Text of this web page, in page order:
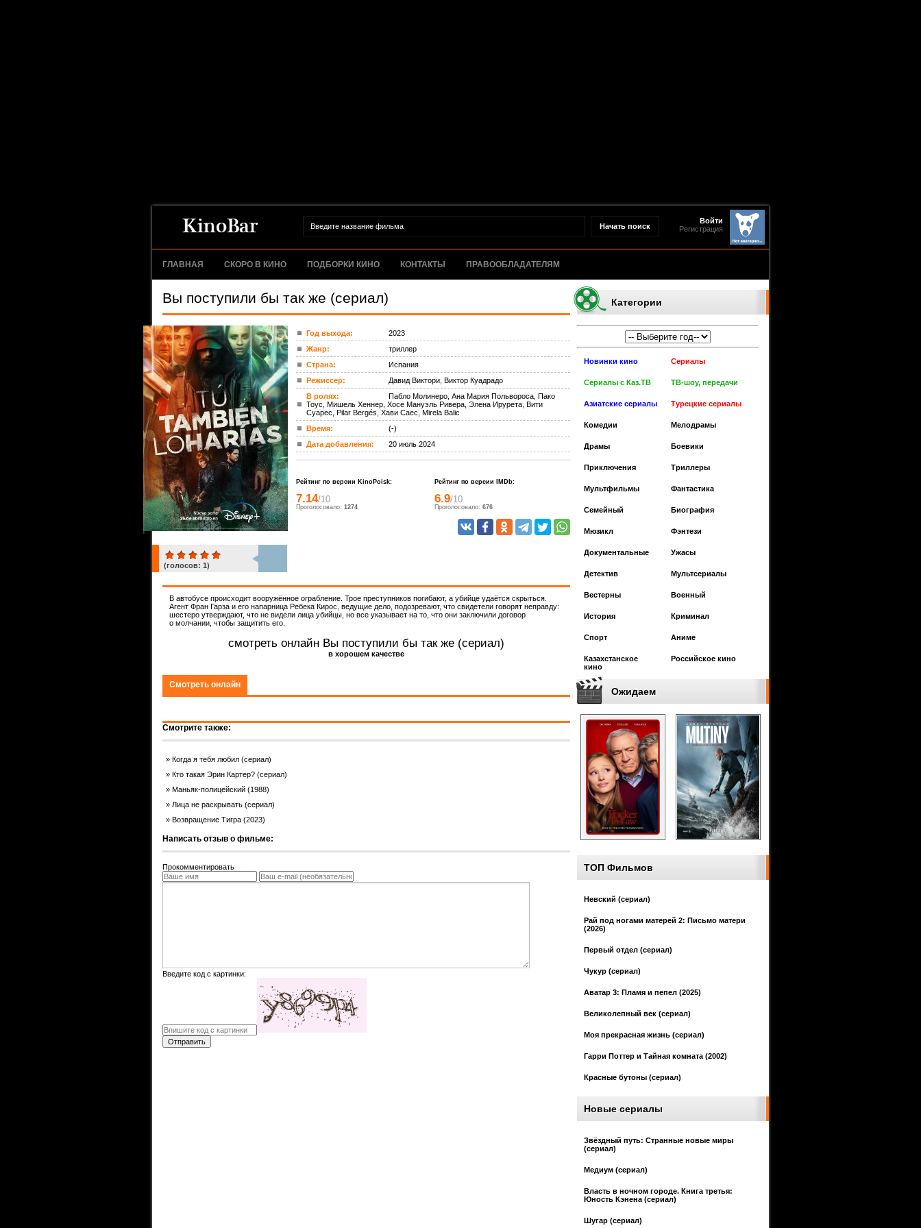
Войти
Регистрация
ГЛАВНАЯ СКОРО В КИНО ПОДБОРКИ КИНО КОНТАКТЫ ПРАВООБЛАДАТЕЛЯМ
Вы поступили бы так же (сериал)
ком.
(голосов: 1)
Год выхода:
2023
Жанр:
триллер
Страна:
Испания
Режиссер:
Давид Виктори, Виктор Куадрадо
В ролях:
Пабло Молинеро, Ана Мария Польвороса, Пако
Тоус, Мишель Хеннер, Хосе Мануэль Ривера, Элена Ирурета, Вити
Суарес, Pilar Bergés, Хави Саес, Mirela Balic
Время:
(-)
Дата добавления:
20 июль 2024
Рейтинг по версии KinoPoisk:
7.14/10
Проголосовало: 1274
Рейтинг по версии IMDb:
6.9/10
Проголосовало: 676
В автобусе происходит вооружённое ограбление. Трое преступников погибают, а убийце удаётся скрыться.
Агент Фран Гарза и его напарница Ребека Кирос, ведущие дело, подозревают, что свидетели говорят неправду:
шестеро утверждают, что не видели лица убийцы, но все указывает на то, что они заключили договор
о молчании, чтобы защитить его.
смотреть онлайн Вы поступили бы так же (сериал)
в хорошем качестве
Смотреть онлайн
Смотрите также:
Когда я тебя любил (сериал)
Кто такая Эрин Картер? (сериал)
Маньяк-полицейский (1988)
Лица не раскрывать (сериал)
Возвращение Тигра (2023)
Написать отзыв о фильме:
Прокомментировать
Введите код с картинки:
Отправить
Категории
Новинки кино Сериалы
Сериалы с Каз.ТВ ТВ-шоу, передачи
Азиатские сериалы Турецкие сериалы
Комедии Мелодрамы
Драмы Боевики
Приключения Триллеры
Мультфильмы Фантастика
Cемейный Биография
Мюзикл Фэнтези
Документальные Ужасы
Детектив Мультсериалы
Вестерны Военный
История Криминал
Спорт Аниме
Казахстанское
кино
Российское кино
Ожидаем
ТОП Фильмов
Невский (сериал)
Рай под ногами матерей 2: Письмо матери
(2026)
Первый отдел (сериал)
Чукур (сериал)
Аватар 3: Пламя и пепел (2025)
Великолепный век (сериал)
Моя прекрасная жизнь (сериал)
Гарри Поттер и Тайная комната (2002)
Красные бутоны (сериал)
Новые сериалы
Звёздный путь: Странные новые миры
(сериал)
Медиум (сериал)
Власть в ночном городе. Книга третья:
Юность Кэнена (сериал)
Шугар (сериал)